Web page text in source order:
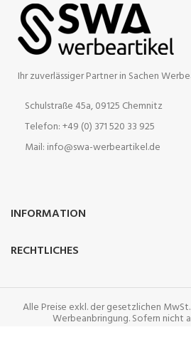
Ihr zuverlässiger Partner in Sachen
Schulstraße 45a, 09125 Chemnitz
Telefon: +49 (0) 371 520 33 925
Mail: info@swa-werbeartikel.de
INFORMATION
RECHTLICHES
Alle Preise exkl. der gesetzlichen
Werbeanbringung. Sofern nicht